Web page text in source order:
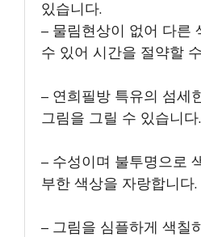
있습니다.
– 물림현상이 없어 다른
수 있어 시간을 절약할
– 연희필방 특유의 섬세
그림을 그릴 수 있습니다.
– 수성이며 불투명으로
부한 색상을 자랑합니다.
– 그림을 심플하게 색칠